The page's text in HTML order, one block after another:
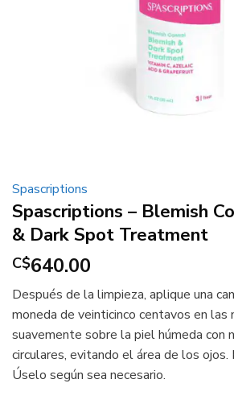
Spascriptions
Spascriptions – Blemish
& Dark Spot Treatment
C$640.00
Después de la limpieza, aplique una
moneda de veinticinco centavos en las
suavemente sobre la piel húmeda con
circulares, evitando el área de los ojos.
Úselo según sea necesario.